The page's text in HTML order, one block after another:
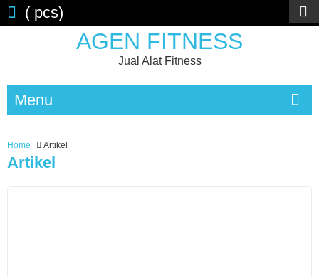
AGEN FITNESS
Jual Alat Fitness
( pcs)
Menu
Home Artikel
Artikel